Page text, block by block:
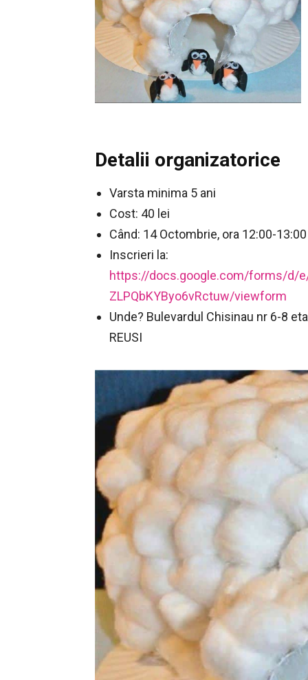
Detalii organizatorice
Varsta minima 5 ani
Cost: 40 lei
Când: 14 Octombrie, ora 12:00-13:00
Inscrieri la:
https://docs.google.com/forms/d/e/
ZLPQbKYByo6vRctuw/viewform
Unde? Bulevardul Chisinau nr 6-8
REUSI